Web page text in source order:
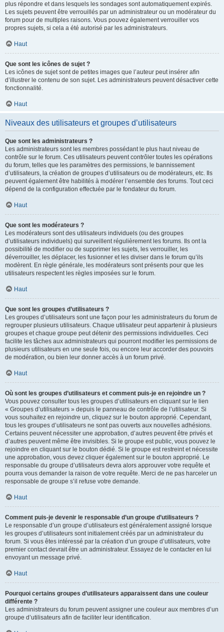
plus répondre et dans lesquels les sondages sont automatiquement expirés.
Les sujets peuvent être verrouillés par un administrateur ou un modérateur du
forum pour de multiples raisons. Vous pouvez également verrouiller vos
propres sujets, si cela a été autorisé par les administrateurs.
Haut
Que sont les icônes de sujet ?
Les icônes de sujet sont de petites images que l’auteur peut insérer afin
d’illustrer le contenu de son sujet. Les administrateurs peuvent désactiver cette
fonctionnalité.
Haut
Niveaux des utilisateurs et groupes d’utilisateurs
Que sont les administrateurs ?
Les administrateurs sont les membres possédant le plus haut niveau de
contrôle sur le forum. Ces utilisateurs peuvent contrôler toutes les opérations
du forum, telles que les paramètres des permissions, le bannissement
d’utilisateurs, la création de groupes d’utilisateurs ou de modérateurs, etc. Ils
peuvent également être habilités à modérer l’ensemble des forums. Tout ceci
dépend de la configuration effectuée par le fondateur du forum.
Haut
Que sont les modérateurs ?
Les modérateurs sont des utilisateurs individuels (ou des groupes
d’utilisateurs individuels) qui surveillent régulièrement les forums. Ils ont la
possibilité de modifier ou de supprimer les sujets, les verrouiller, les
déverrouiller, les déplacer, les fusionner et les diviser dans le forum qu’ils
modèrent. En règle générale, les modérateurs sont présents pour que les
utilisateurs respectent les règles imposées sur le forum.
Haut
Que sont les groupes d’utilisateurs ?
Les groupes d’utilisateurs sont une façon pour les administrateurs du forum de
regrouper plusieurs utilisateurs. Chaque utilisateur peut appartenir à plusieurs
groupes et chaque groupe peut détenir des permissions individuelles. Ceci
facilite les tâches aux administrateurs qui pourront modifier les permissions de
plusieurs utilisateurs en une seule fois, ou encore leur accorder des pouvoirs
de modération, ou bien leur donner accès à un forum privé.
Haut
Où sont les groupes d’utilisateurs et comment puis-je en rejoindre un ?
Vous pouvez consulter tous les groupes d’utilisateurs en cliquant sur le lien
« Groupes d’utilisateurs » depuis le panneau de contrôle de l’utilisateur. Si
vous souhaitez en rejoindre un, cliquez sur le bouton approprié. Cependant,
tous les groupes d’utilisateurs ne sont pas ouverts aux nouvelles adhésions.
Certains peuvent nécessiter une approbation, d’autres peuvent être privés et
d’autres peuvent même être invisibles. Si le groupe est public, vous pouvez le
rejoindre en cliquant sur le bouton dédié. Si le groupe est restreint et nécessite
une approbation, vous devez cliquer également sur le bouton approprié. Le
responsable du groupe d’utilisateurs devra alors approuver votre requête et
pourra vous demander la raison de votre requête. Merci de ne pas harceler un
responsable de groupe s’il refuse votre demande.
Haut
Comment puis-je devenir le responsable d’un groupe d’utilisateurs ?
Le responsable d’un groupe d’utilisateurs est généralement assigné lorsque
les groupes d’utilisateurs sont initialement créés par un administrateur du
forum. Si vous êtes intéressé par la création d’un groupe d’utilisateurs, votre
premier contact devrait être un administrateur. Essayez de le contacter en lui
envoyant un message privé.
Haut
Pourquoi certains groupes d’utilisateurs apparaissent dans une couleur
différente ?
Les administrateurs du forum peuvent assigner une couleur aux membres d’un
groupe d’utilisateurs afin de faciliter leur identification.